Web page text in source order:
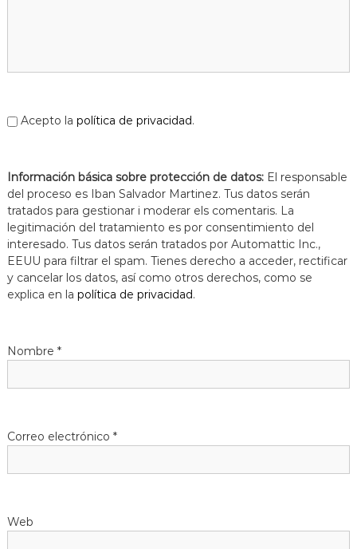
Acepto la política de privacidad.
Información básica sobre protección de datos: El responsable
del proceso es Iban Salvador Martinez. Tus datos serán
tratados para gestionar i moderar els comentaris. La
legitimación del tratamiento es por consentimiento del
interesado. Tus datos serán tratados por Automattic Inc.,
EEUU para filtrar el spam. Tienes derecho a acceder, rectificar
y cancelar los datos, así como otros derechos, como se
explica en la política de privacidad.
Nombre *
Correo electrónico *
Web